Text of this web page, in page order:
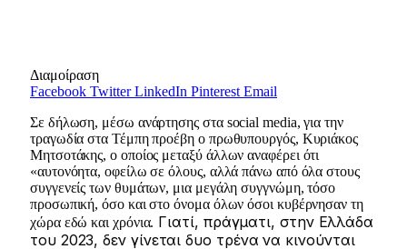
Διαμοίραση
Facebook Twitter LinkedIn Pinterest Email
Σε δήλωση, μέσω ανάρτησης στα social media, για την
τραγωδία στα Τέμπη προέβη ο πρωθυπουργός, Κυριάκος
Μητσοτάκης, ο οποίος μεταξύ άλλων αναφέρει ότι
«αυτονόητα, οφείλω σε όλους, αλλά πάνω από όλα στους
συγγενείς των θυμάτων, μια μεγάλη συγγνώμη, τόσο
προσωπική, όσο και στο όνομα όλων όσοι κυβέρνησαν τη
χώρα εδώ και χρόνια. Γιατί, πράγματι, στην Ελλάδα
του 2023, δεν γίνεται δυο τρένα να κινούνται